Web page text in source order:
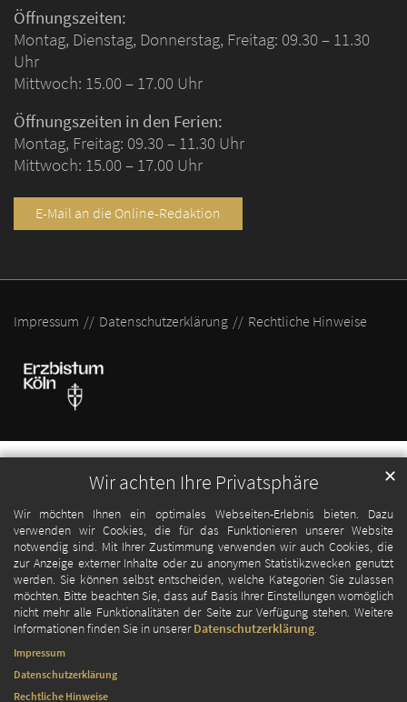
Wir achten Ihre Privatsphäre
Wir möchten Ihnen ein optimales Webseiten-Erlebnis bieten. Dazu
verwenden wir Cookies, die für das Funktionieren unserer Website
notwendig sind. Mit Ihrer Zustimmung verwenden wir auch Cookies, die
zur Anzeige externer Inhalte oder zu anonymen Statistikzwecken genutzt
werden. Sie können selbst entscheiden, welche Kategorien Sie zulassen
möchten. Bitte beachten Sie, dass auf Basis Ihrer Einstellungen womöglich
nicht mehr alle Funktionalitäten der Seite zur Verfügung stehen. Weitere
Informationen finden Sie in unsererDatenschutzerklärung.
✕
Impressum
Datenschutzerklärung
Rechtliche Hinweise
Öffnungszeiten:
Montag, Dienstag, Donnerstag, Freitag: 09.30 – 11.30
Uhr
Mittwoch: 15.00 – 17.00 Uhr
Öffnungszeiten in den Ferien:
Montag, Freitag: 09.30 – 11.30 Uhr
Mittwoch: 15.00 – 17.00 Uhr
E-Mail an die Online-Redaktion
Impressum Datenschutzerklärung Rechtliche Hinweise